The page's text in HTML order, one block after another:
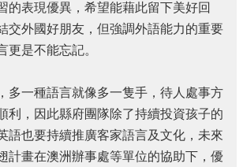
的表現優異，希望能藉此留下美好回
交外國好朋友，但強調外語能力的重要
更是不能忘記。
多一種語言就像多一隻手，待人處事方
利，因此縣府團隊除了持續投資孩子的
語也要持續推廣客家語言及文化，未來
計畫在澳洲辦事處等單位的協助下，優